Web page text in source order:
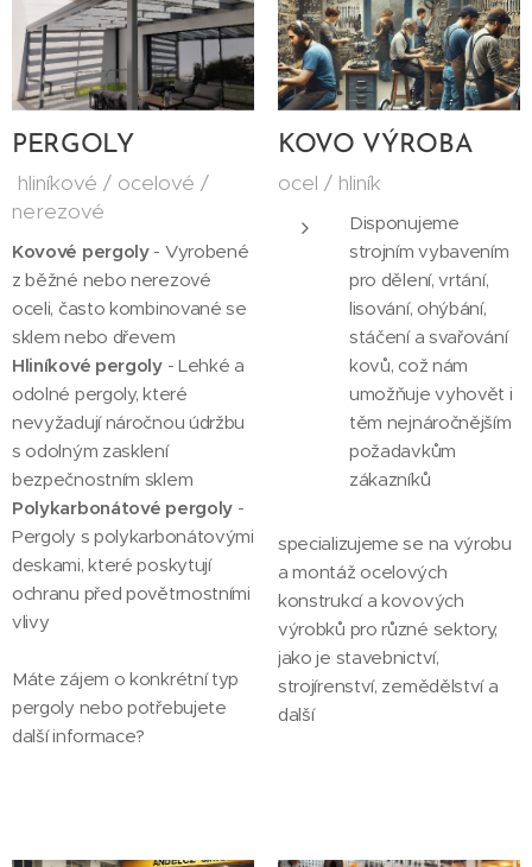
PERGOLY
hliníkové / ocelové /
nerezové
Kovové pergoly- Vyrobené
z běžné nebo nerezové
oceli, často kombinované se
sklem nebo dřevem
Hliníkové pergoly- Lehké a
odolné pergoly, které
nevyžadují náročnou údržbu
s odolným zasklení
bezpečnostním sklem
Polykarbonátové pergoly -
Pergoly s polykarbonátovými
deskami, které poskytují
ochranu před povětrnostními
vlivy
Máte zájem o konkrétní typ
pergoly nebo potřebujete
další informace?
KOVO VÝROBA
ocel / hliník
Disponujeme
strojním vybavením
pro dělení, vrtání,
lisování, ohýbání,
stáčení a svařování
kovů, což nám
umožňuje vyhovět i
těm nejnáročnějším
požadavkům
zákazníků
specializujeme se na výrobu
a montáž ocelových
konstrukcí a kovových
výrobků pro různé sektory,
jako je stavebnictví,
strojírenství, zemědělství a
další